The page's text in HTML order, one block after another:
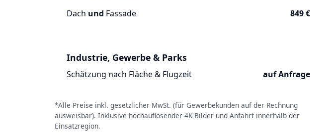
Dach und Fassade 849 €
Industrie, Gewerbe & Parks
Schätzung nach Fläche & Flugzeit auf Anfrage
*Alle Preise inkl. gesetzlicher MwSt. (für Gewerbekunden auf der Rechnung
ausweisbar). Inklusive hochauflösender 4K-Bilder und Anfahrt innerhalb der
Einsatzregion.